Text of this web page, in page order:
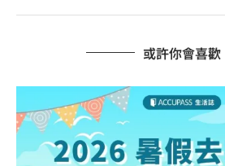
或許你會喜歡